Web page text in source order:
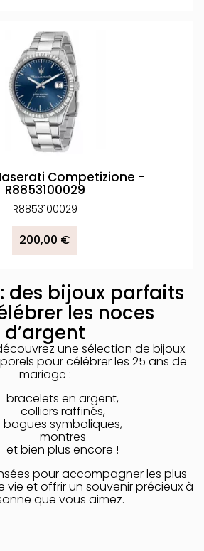
Competizione -
R8853100029
R8853100029
200,00 €
des bijoux parfaits
les noces
d’argent
une sélection de bijoux
pour célébrer les 25 ans de
mariage :
bracelets en argent,
colliers raffinés,
bagues symboliques,
montres
et bien plus encore !
pour accompagner les plus
vie et offrir un souvenir précieux à
que vous aimez.